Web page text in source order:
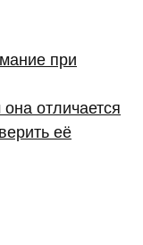
при
отличается
её